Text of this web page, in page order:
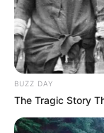
BUZZ DAY
The Tragic Story